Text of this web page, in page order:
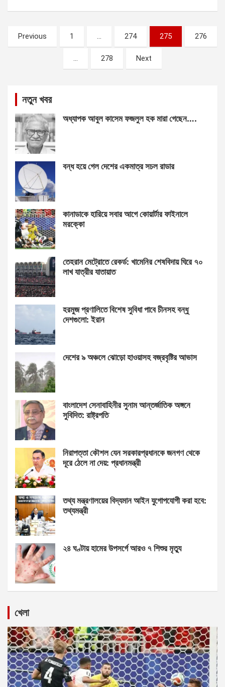
Posts
pagination
Previous 1 … 274 275 276
… 278 Next
নতুন খবর
অধ্যাপক আবুল কাসেম ফজলুল হক মারা গেছেন….
বন্ধ হয়ে গেল দেশের একমাত্র সচল রাডার
কানাডাকে হারিয়ে সবার আগে কোয়ার্টার ফাইনালে
মরক্কো
তেহরান মেট্রোতে রেকর্ড: খামেনির শেষবিদায় ঘিরে ৭০
লাখ যাত্রীর যাতায়াত
হরমুজ প্রণালিতে বিশেষ সুবিধা পাবে চীনসহ বন্ধু
দেশগুলো: ইরান
দেশের ৯ অঞ্চলে ঝোড়ো হাওয়াসহ বজ্রবৃষ্টির আভাস
বাংলাদেশ সেনাবাহিনীর সুনাম আন্তর্জাতিক অঙ্গনে
সুবিদিত: রাষ্ট্রপতি
নিরাপত্তা কৌশল যেন সরকারপ্রধানকে জনগণ থেকে
দূরে ঠেলে না দেয়: প্রধানমন্ত্রী
তথ্য মন্ত্রণালয়ের বিদ্যমান আইন যুগোপযোগী করা হবে:
তথ্যমন্ত্রী
২৪ ঘণ্টায় হামের উপসর্গে আরও ৭ শিশুর মৃত্যু
খেলা